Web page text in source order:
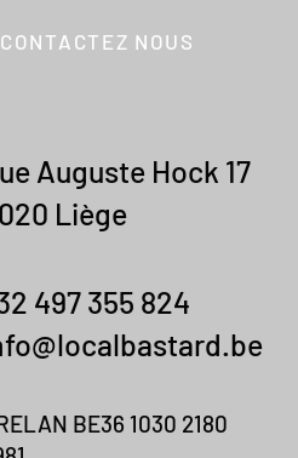
CONTACTEZ NOUS
Auguste Hock 17
Liège
497 355 824
BE36 1030 2180